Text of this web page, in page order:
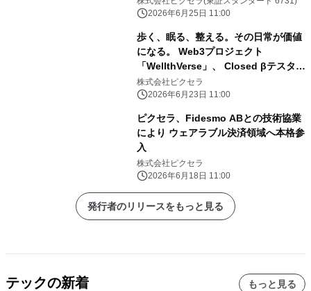
2026年6月25日 11:00
歩く、眠る、整える。その日常が価値
になる。 Web3プロジェクト
「WellthVerse」、 Closed βテスター
募集を開始
株式会社ピクセラ
2026年6月23日 11:00
ピクセラ、Fidesmo ABとの技術協業
により ウェアラブル決済領域へ本格参
入
株式会社ピクセラ
2026年6月18日 11:00
発行者のリリースをもっと見る
テックの新着 もっと見る